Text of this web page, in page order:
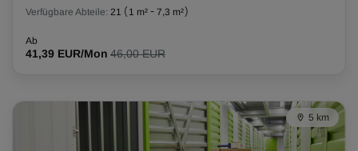
Abteil 16
Volumen: 5,7 m³
B: m
Verfügbare Abteile: 21 ( 1 m² - 7,3 m²)
Ab
41,39 EUR/Mon 46,00 EUR
5 km